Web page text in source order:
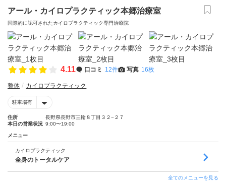
アール・カイロプラクティック本郷治療室
国際的に認可されたカイロプラクティック専門治療院
4.11 口コミ 12件 写真 16枚
整体 カイロプラクティック
駐車場有
住所
長野県長野市三輪８丁目３２−２７
本日の営業状況 9:00〜19:00
メニュー
カイロプラクティック
全身のトータルケア
全てのメニューを見る